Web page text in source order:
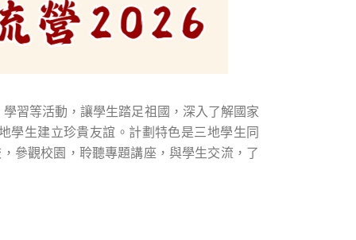
習等活動，讓學生踏足祖國，深入了解國家
學生建立珍貴友誼。計劃特色是三地學生同
參觀校園，聆聽專題講座，與學生交流，了